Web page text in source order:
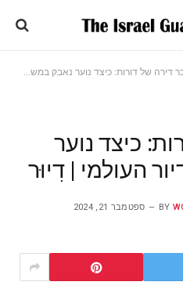
דירה של דורות: כיצד נוער נאבק במשבר הדיור העולמי | דִיוּר
כיצד נוער
העולמי | דִיוּר
BY ספטמבר 21, 2024